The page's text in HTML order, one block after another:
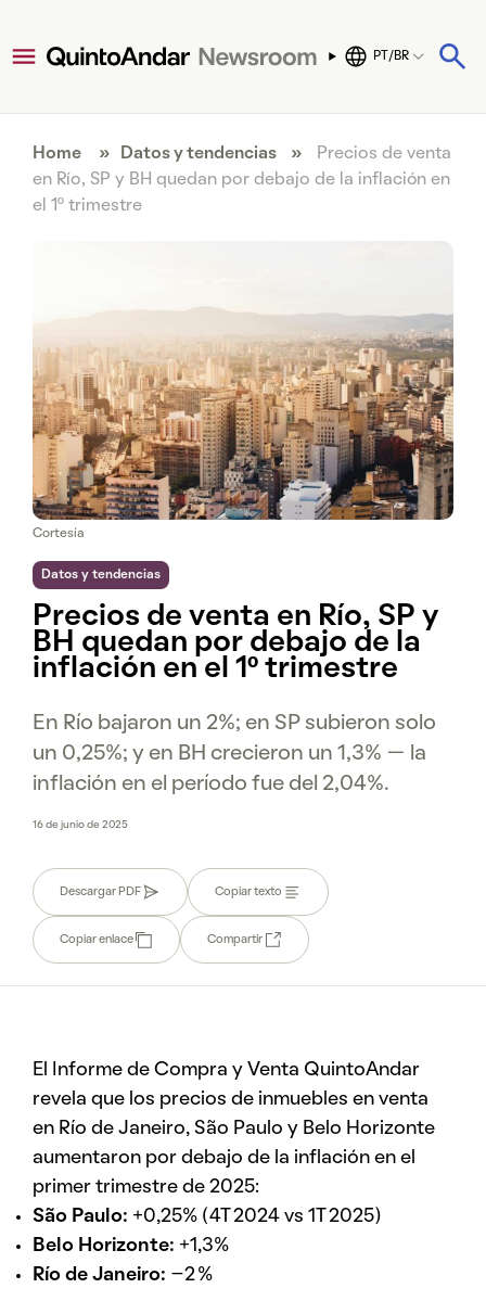
PT/BR
Home » Datos y tendencias »
Precios de venta
en Río, SP y BH quedan por debajo de la inflación en
el 1º trimestre
Cortesía
Datos y tendencias
Precios de venta en Río, SP y
BH quedan por debajo de la
inflación en el 1º trimestre
En Río bajaron un 2%; en SP subieron solo
un 0,25%; y en BH crecieron un 1,3% — la
inflación en el período fue del 2,04%.
16 de junio de 2025
Descargar PDF Copiar texto
Copiar enlace Compartir
El Informe de Compra y Venta QuintoAndar
revela que los precios de inmuebles en venta
en Río de Janeiro, São Paulo y Belo Horizonte
aumentaron por debajo de la inflación en el
primer trimestre de 2025:
São Paulo: +0,25% (4T 2024 vs 1T 2025)
Belo Horizonte: +1,3%
Río de Janeiro: –2 %